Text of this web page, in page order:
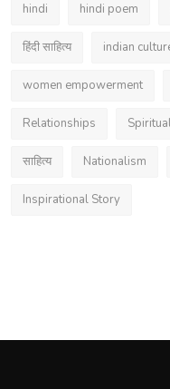
hindi hindi poem
हिंदी साहित्य indian
women empowerment
Relationships
साहित्य Nationalism
Inspirational Story